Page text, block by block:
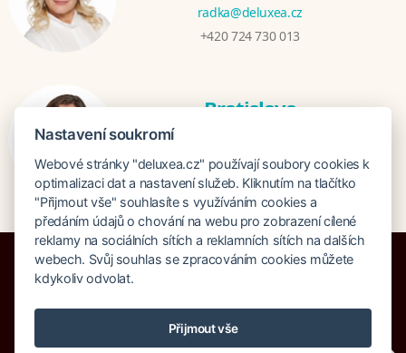
radka@deluxea.cz
+420 724 730 013
Bratislava
+421 948 759 074
Pojištění proti úpadku 125 000 000 Kč
Nastavení soukromí
Webové stránky "deluxea.cz" používají soubory cookies k
optimalizaci dat a nastavení služeb. Kliknutím na tlačítko
"Přijmout vše" souhlasíte s využíváním cookies a
předáním údajů o chování na webu pro zobrazení cílené
reklamy na sociálních sítích a reklamních sítích na dalších
webech. Svůj souhlas se zpracováním cookies můžete
kdykoliv odvolat.
Přijmout vše